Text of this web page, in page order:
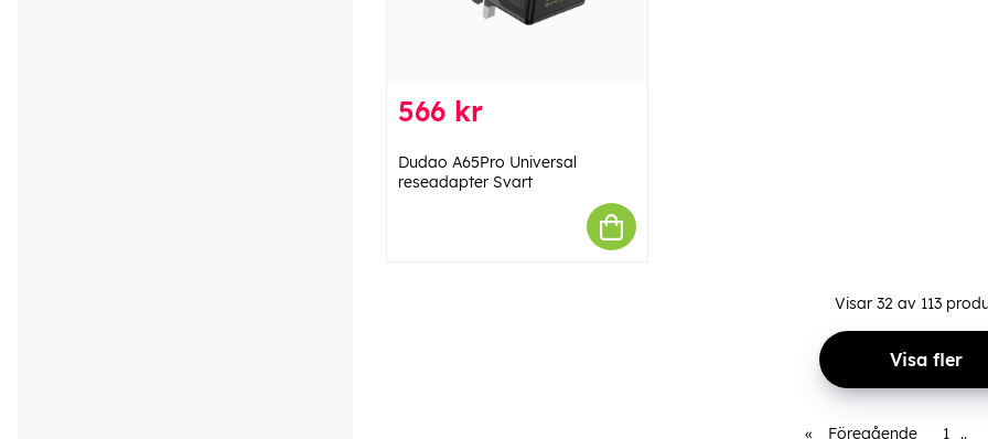
566 kr
Dudao A65Pro Universal
reseadapter Svart
Visar 32av 113
Visa fler
« Föregående 1 ..